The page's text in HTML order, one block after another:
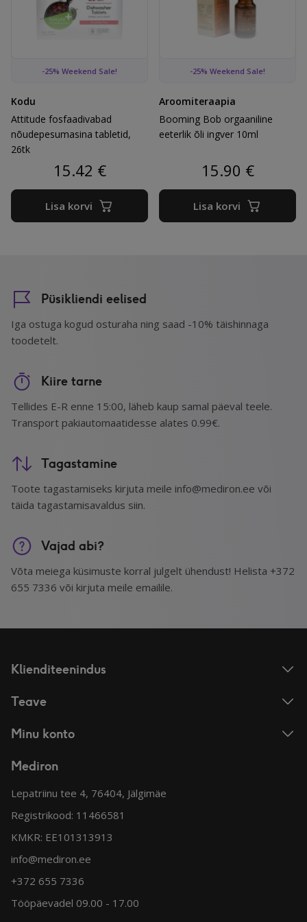
-25% Weekend Sale!
Kodu
Attitude fosfaadivabad
nõudepesumasina tabletid,
26tk
15.42 €
Lisa korvi
-25% Weekend Sale!
Aroomiteraapia
Booming Bob orgaaniline
eeterlik õli ingver 10ml
15.90 €
Lisa korvi
Püsikliendi eelised
Iga ostuga kogud osturaha ning saad -10% täishinnaga
toodetelt.
Kiire tarne
Tellides E-R enne 15:00, läheb kaup samal päeval teele.
Transport pakiautomaatidesse alates 0.99€.
Tagastamine
Toote tagastamiseks kirjuta meile info@mediron.ee või
täida tagastamisavaldus siin.
Vajad abi?
Võta meiega küsimuste korral julgelt ühendust! Helista +372
655 7336 või kirjuta meile emailile.
Klienditeenindus
Teave
Minu konto
Mediron
Lepatriinu tee 4, 76404, Jälgimäe
Registrikood: 11466581
KMKR: EE101313913
info@mediron.ee
+372 655 7336
Tööpäevadel 09.00 - 17.00